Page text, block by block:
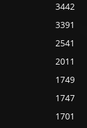
3442
3391
2541
2011
1749
1747
1701